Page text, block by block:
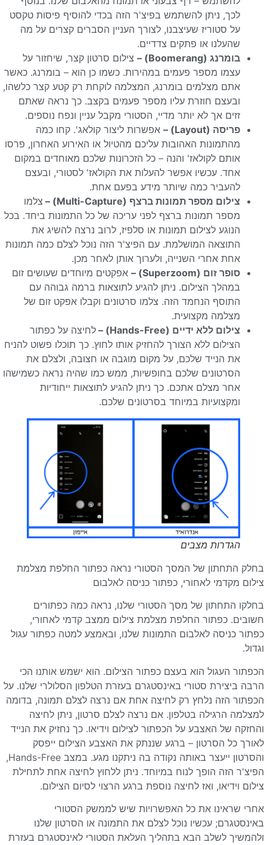
לכך, ניתן להשתמש בפיצ'ר הזה בכדי להוסיף פיסות טקסט
על סטוריז שעיצבנו, לצורך העניין הסברים קצרים על מה
שהעלנו או פתקים צדדיים.
בומרנג (Boomerang) –
צילום סרטון קצר, שיחזור על
עצמו מספר פעמים במהירות. כשמו כן הוא – בומרנג. כאשר
אתם מצלמים בומרנג, המצלמה לוקחת רק קטע קצר כלשהו,
ובעצם חוזרת עליו מספר פעמים בקצב. כך נראה שאתם
זזים אך לא יותר מדיי, הסטורי מקבל עניין ונפח נוספים.
פריסה (Layout) –
אפשרות ליצור קולאג'. קחו כמה
מהתמונות האהובות עליכם מהטיול או האירוע האחרון, פרסו
אותם לקולאז' והנה – כל הזכרונות שלכם מאוחדים במקום
אחד. עכשיו אפשר להעלות את הקולאז' לסטורי, ובעצם
להעביר כמה שיותר מידע בפעם אחת.
צילום מספר תמונות ברצף (Multi-Capture) –
צלמו
מספר תמונות ברצף לפני עריכה של כל התמונות ביחד. בכל
הנוגע לצילום תמונות או סלפיז, לרוב נרצה להשיג את
התוצאה המושלמת. עם הפיצ'ר הזה נוכל לצלם כמה תמונות
אחת אחרי השנייה, ולערוך אותן לאחר מכן.
סופר זום (Superzoom) –
אפקטים מיוחדים שעושים זום
במהלך הצילום. ניתן להגיע לתוצאות ברמה גבוהה עם
התוסף הנחמד הזה. צלמו סרטונים וקבלו אפקט זום של
מצלמה מקצועית.
צילום ללא ידיים (Hands-Free) –
לחיצה על כפתור
הצילום ללא הצורך להחזיק אותו לחוץ. כך תוכלו פשוט להניח
את הנייד שלכם, על מקום מוגבה או חצובה, ולצלם את
הסרטונים שלכם בחופשיות, ממש כמו שהיה נראה כשמישהו
אחר מצלם אתכם. כך ניתן להגיע לתוצאות ייחודיות
ומקצועיות במיוחד בסרטונים שלכם.
הגדרות מצבים
בחלק התחתון של המסך הסטורי נראה כפתור החלפת מצלמת
צילום מקדמי לאחורי, כפתור כניסה לאלבום
בחלקו התחתון של מסך הסטורי שלנו, נראה כמה כפתורים
חשובים. כפתור החלפת מצלמת צילום ממצב קדמי לאחורי,
כפתור כניסה לאלבום התמונות שלנו, ובאמצע למטה כפתור עגול
וגדול.
הכפתור העגול הוא בעצם כפתור הצילום. הוא ישמש אותנו הכי
הרבה ביצירת סטורי באינסטגרם בעזרת הטלפון הסלולרי שלנו. על
הכפתור הזה נלחץ רק לחיצה אחת אם נרצה לצלם תמונה, בדומה
למצלמה הרגילה בטלפון. אם נרצה לצלם סרטון, ניתן לחיצה
והחזקה של האצבע על הכפתור לצילום וידיאו. כך נחזיק את הנייד
לאורך כל הסרטון – ברגע שננתק את האצבע הצילום ייפסק
והסרטון ייעצר באותה נקודה בה ניתקנו מגע. במצב Hands-Free,
הפיצ'ר הזה הופך לנוח במיוחד. ניתן ללחוץ לחיצה אחת לתחילת
צילום וידיאו, ואז לחיצה נוספת ברגע הרצוי לסיום הצילום.
אחרי שראינו את כל האפשרויות שיש לממשק הסטורי
באינסטגרם; עכשיו נוכל לצלם את התמונה או הסרטון שלנו
ולהמשיך לשלב הבא בתהליך העלאת הסטורי לאינסטגרם בעזרת